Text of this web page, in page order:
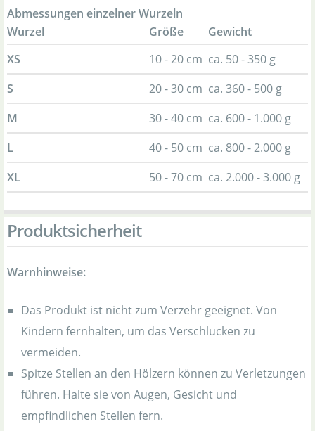
Abmessungen einzelner Wurzeln
Wurzel
Größe
Gewicht
XS
10 - 20 cm ca. 50 - 350 g
S
20 - 30 cm ca. 360 - 500 g
M
30 - 40 cm ca. 600 - 1.000 g
L
40 - 50 cm ca. 800 - 2.000 g
XL
50 - 70 cm ca. 2.000 - 3.000 g
Produktsicherheit
Warnhinweise:
Das Produkt ist nicht zum Verzehr geeignet. Von
Kindern fernhalten, um das Verschlucken zu
vermeiden.
Spitze Stellen an den Hölzern können zu Verletzungen
führen. Halte sie von Augen, Gesicht und
empfindlichen Stellen fern.